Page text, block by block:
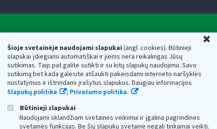
Šioje svetainėje naudojami slapukai(angl. cookies). Būtinieji
slapukai įdiegiami automatiškai ir jiems nėra reikalingas Jūsų
sutikimas. Taip pat galite sutikti ir su kitų slapukų naudojimu. Savo
sutikimą bet kada galėsite atšaukti pakeisdami interneto naršyklės
nustatymus ir ištrindami įrašytus slapukus. Daugiau informacijos
Slapukų politika
; Privatumo politika.
Būtinieji slapukai
Naudojami sklandžiam svetainės veikimui ir įgalina pagrindines
svetainės funkcijas. Be šių slapukų svetainė negali tinkamai veikti.
Respublikos finansų ministerijos
Biudžetinė įstaiga. Juridinio asmens kodas — 188659752,
adresas: Vasario 16-osios g. 14, 01107 Vilnius, Lietuva, el.paštas:
vmi@vmi.lt, E. pristatymo dėžutės adresas 188659752
Duomenys apie Valstybinę mokesčių inspekciją prie Lietuvos
Respublikos finansų ministerijos kaupiami ir saugomi Juridinių